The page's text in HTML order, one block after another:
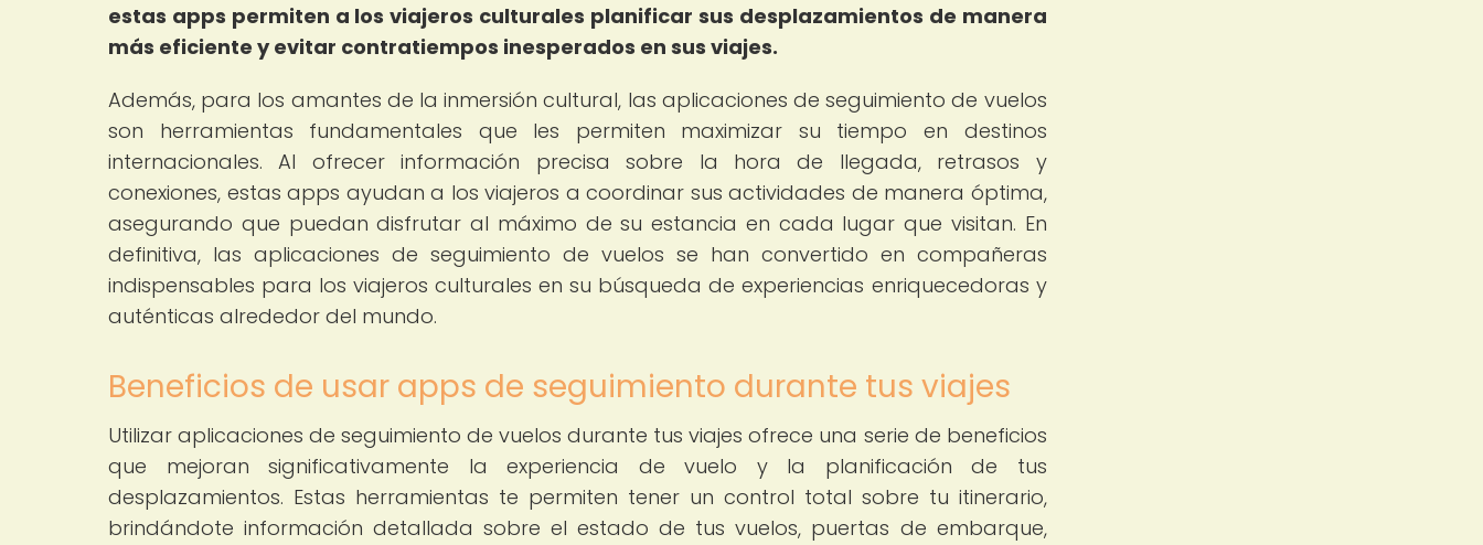
estas apps permiten a los viajeros culturales planificar sus desplazamientos de manera
más eficiente y evitar contratiempos inesperados en sus viajes.
Además, para los amantes de la inmersión cultural, las aplicaciones de seguimiento de vuelos
son herramientas fundamentales que les permiten maximizar su tiempo en destinos
internacionales. Al ofrecer información precisa sobre la hora de llegada, retrasos y
conexiones, estas apps ayudan a los viajeros a coordinar sus actividades de manera óptima,
asegurando que puedan disfrutar al máximo de su estancia en cada lugar que visitan. En
definitiva, las aplicaciones de seguimiento de vuelos se han convertido en compañeras
indispensables para los viajeros culturales en su búsqueda de experiencias enriquecedoras y
auténticas alrededor del mundo.
Beneficios de usar apps de seguimiento durante tus viajes
Utilizar aplicaciones de seguimiento de vuelos durante tus viajes ofrece una serie de beneficios
que mejoran significativamente la experiencia de vuelo y la planificación de tus
desplazamientos. Estas herramientas te permiten tener un control total sobre tu itinerario,
brindándote información detallada sobre el estado de tus vuelos, puertas de embarque,